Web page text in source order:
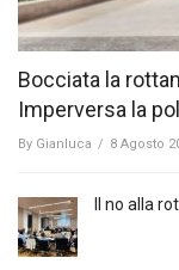
Bocciata la
Imperversa la
By Gianluca / 8 Agosto
Il no alla